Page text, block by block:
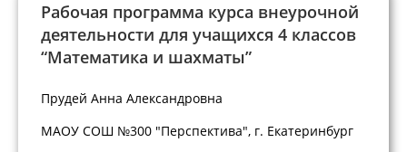
Рабочая программа курса внеурочной
деятельности для учащихся 4 классов
“Математика и шахматы”
Прудей Анна Александровна
МАОУ СОШ №300 "Перспектива", г. Екатеринбург